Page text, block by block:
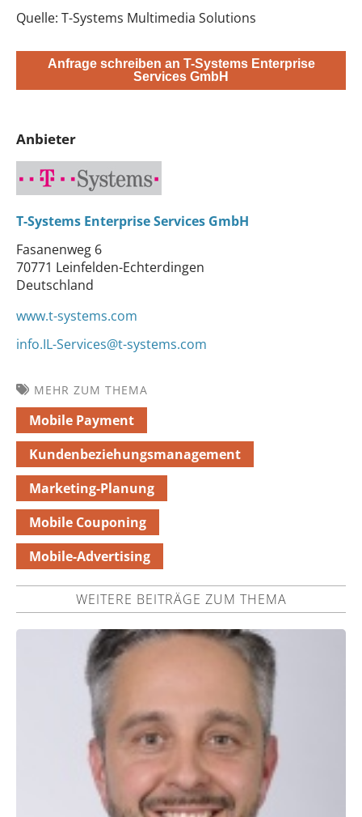
Quelle: T-Systems Multimedia Solutions
Anfrage schreiben an T-Systems Enterprise
Services GmbH
Anbieter
T-Systems Enterprise Services GmbH
Fasanenweg 6
70771 Leinfelden-Echterdingen
Deutschland
www.t-systems.com
info.IL-Services@t-systems.com
MEHR ZUM THEMA
Mobile Payment
Kundenbeziehungsmanagement
Marketing-Planung
Mobile Couponing
Mobile-Advertising
WEITERE BEITRÄGE ZUM THEMA